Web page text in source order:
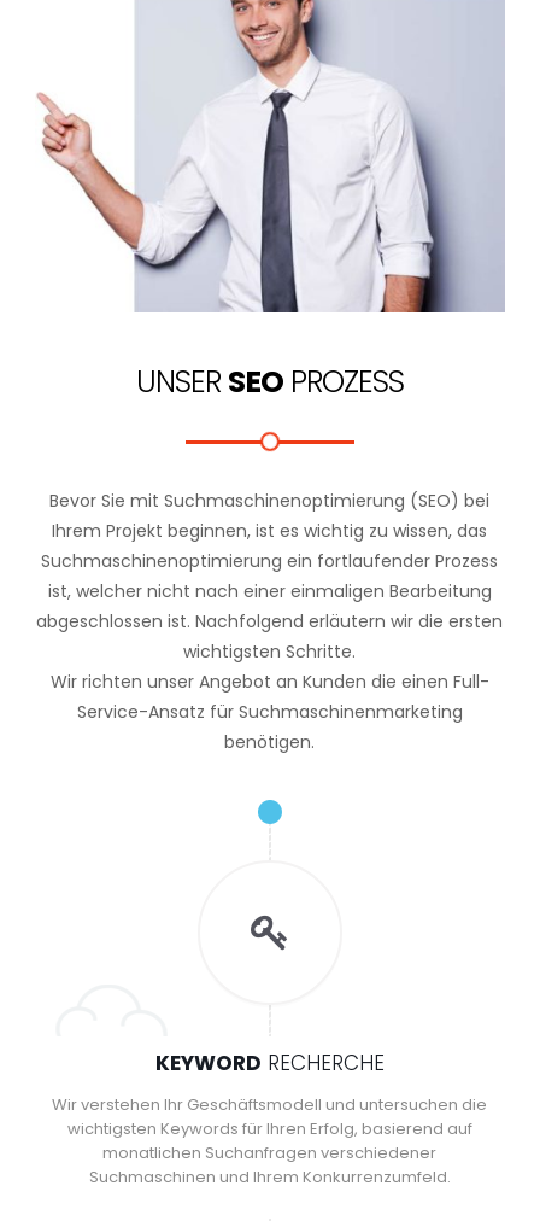
UNSER SEOPROZESS
Bevor Sie mit Suchmaschinenoptimierung (SEO) bei
Ihrem Projekt beginnen, ist es wichtig zu wissen, das
Suchmaschinenoptimierung ein fortlaufender Prozess
ist, welcher nicht nach einer einmaligen Bearbeitung
abgeschlossen ist. Nachfolgend erläutern wir die ersten
wichtigsten Schritte.
Wir richten unser Angebot an Kunden die einen Full-
Service-Ansatz für Suchmaschinenmarketing
benötigen.
KEYWORD RECHERCHE
Wir verstehen Ihr Geschäftsmodell und untersuchen die
wichtigsten Keywords für Ihren Erfolg, basierend auf
monatlichen Suchanfragen verschiedener
Suchmaschinen und Ihrem Konkurrenzumfeld.